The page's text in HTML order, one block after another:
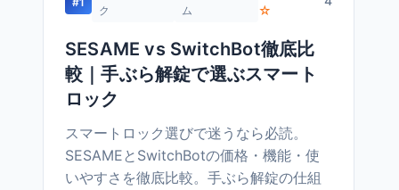
ク
ム
☆
SESAME vs SwitchBot徹底比
較｜手ぶら解錠で選ぶスマート
ロック
スマートロック選びで迷うなら必読。
SESAMEとSwitchBotの価格・機能・使
いやすさを徹底比較。手ぶら解錠の仕組